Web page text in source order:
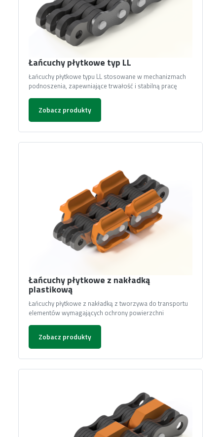
Łańcuchy płytkowe typ LL
Łańcuchy płytkowe typu LL stosowane w mechanizmach
podnoszenia, zapewniające trwałość i stabilną pracę
Zobacz produkty
Łańcuchy płytkowe z nakładką
plastikową
Łańcuchy płytkowe z nakładką z tworzywa do transportu
elementów wymagających ochrony powierzchni
Zobacz produkty